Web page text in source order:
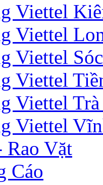
Viettel
Viettel
Viettel
Viettel
Viettel
Viettel
Rao Vặt
Cáo